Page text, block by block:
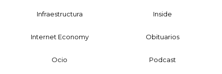
Infraestructura Inside
Internet Economy Obituarios
Ocio Podcast